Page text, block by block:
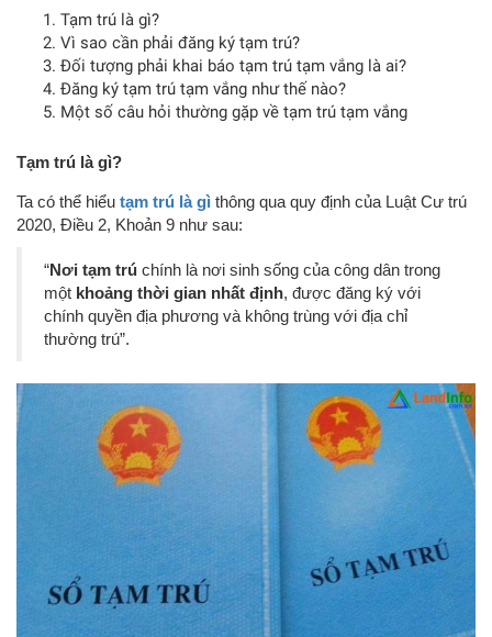
Tạm trú là gì?
Vì sao cần phải đăng ký tạm trú?
Đối tượng phải khai báo tạm trú tạm vắng là ai?
Đăng ký tạm trú tạm vắng như thế nào?
Một số câu hỏi thường gặp về tạm trú tạm vắng
Tạm trú là gì?
Ta có thể hiểu tạm trú là gì thông qua quy định của Luật Cư trú
2020, Điều 2, Khoản 9 như sau:
“Nơi tạm trú chính là nơi sinh sống của công dân trong
một khoảng thời gian nhất định, được đăng ký với
chính quyền địa phương và không trùng với địa chỉ
thường trú”.